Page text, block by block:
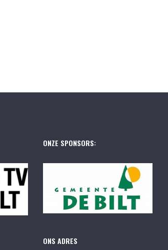
ONZE SPONSORS:
ONS ADRES